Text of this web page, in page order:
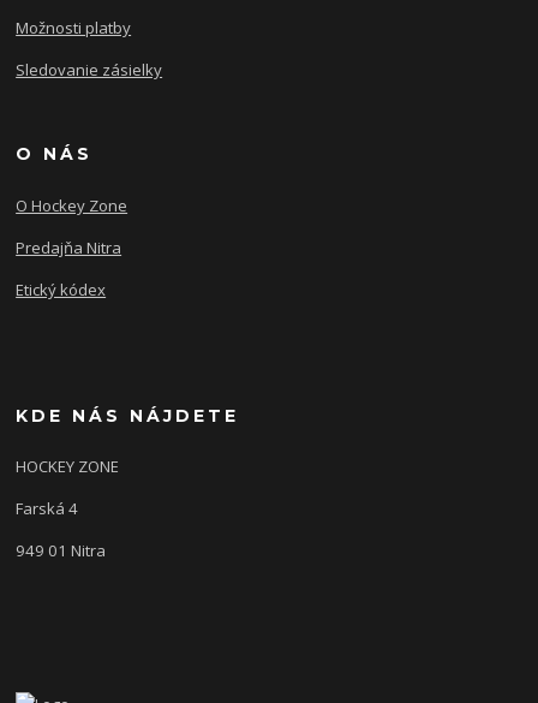
Možnosti platby
Sledovanie zásielky
O NÁS
O Hockey Zone
Predajňa Nitra
Etický kódex
KDE NÁS NÁJDETE
HOCKEY ZONE
Farská 4
949 01 Nitra